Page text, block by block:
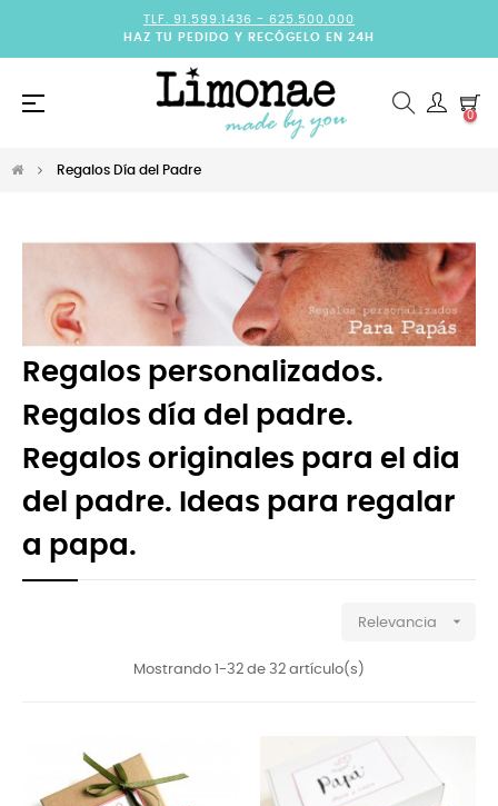
TLF. 91.599.1436 - 625.500.000
HAZ TU PEDIDO Y RECÓGELO EN 24H
Navegación
☰
0
Regalos Día del Padre
Regalos personalizados.
Regalos día del padre.
Regalos originales para el dia
del padre. Ideas para regalar
a papa.
Relevancia 
Mostrando 1-32 de 32 artículo(s)